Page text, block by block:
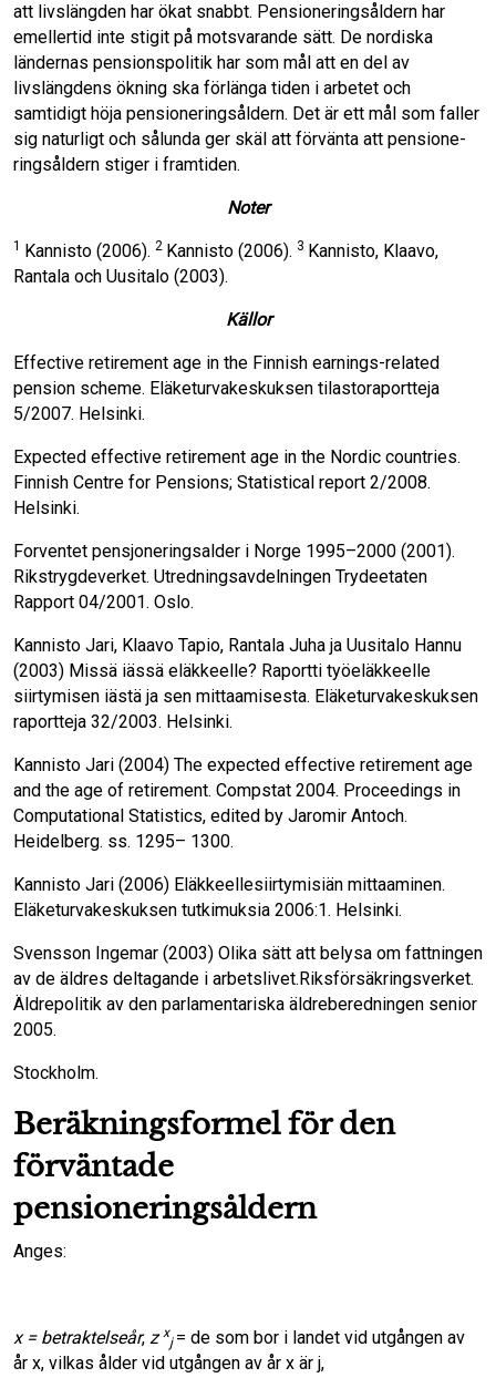
att livslängden har ökat snabbt. Pensioneringsåldern har
emellertid inte stigit på motsvarande sätt. De nordiska
ländernas pensionspolitik har som mål att en del av
livslängdens ökning ska förlänga tiden i arbetet och
samtidigt höja pensioneringsål­dern. Det är ett mål som faller
sig naturligt och sålunda ger skäl att förvänta att pensione­
ringsåldern stiger i framtiden.
Noter
1 Kannisto (2006). 2 Kannisto (2006). 3 Kannisto, Klaavo,
Rantala och Uusitalo (2003).
Källor
Effective retirement age in the Finnish earnings-related
pension scheme. Eläketurvakeskuksen tilastoraportteja
5/2007. Helsinki.
Expected effective retirement age in the Nordic countries.
Finnish Centre for Pensions; Statisti­cal report 2/2008.
Helsinki.
Forventet pensjoneringsalder i Norge 1995–2000 (2001).
Rikstrygdeverket. Utredningsavdelning­en Trydeetaten
Rapport 04/2001. Oslo.
Kannisto Jari, Klaavo Tapio, Rantala Juha ja Uu­sitalo Hannu
(2003) Missä iässä eläkkeelle? Raportti työeläkkeelle
siirtymisen iästä ja sen mittaamisesta. Eläketurvakeskuksen
raportteja 32/2003. Helsinki.
Kannisto Jari (2004) The expected effective retire­ment age
and the age of retirement. Compstat 2004. Proceedings in
Computational Statistics, edited by Jaromir Antoch.
Heidelberg. ss. 1295– 1300.
Kannisto Jari (2006) Eläkkeellesiirtymisiän mit­taaminen.
Eläketurvakeskuksen tutkimuksia 2006:1. Helsinki.
Svensson Ingemar (2003) Olika sätt att belysa om fattningen
av de äldres deltagande i arbetslivet.Riksförsäkringsverket.
Äldrepolitik av den par­lamentariska äldreberedningen senior
2005.
Stockholm.
Beräkningsformel för den
förväntade
pensioneringsåldern
Anges:
x = betraktelseår, zx
j = de som bor i landet vid utgången av
år x, vilkas ålder vid utgången av år x är j,